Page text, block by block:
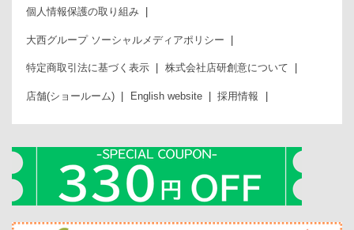
個人情報保護の取り組み
大西グループ ソーシャルメディアポリシー
特定商取引法に基づく表示 株式会社店研創意について
店舗(ショールーム) English website 採用情報